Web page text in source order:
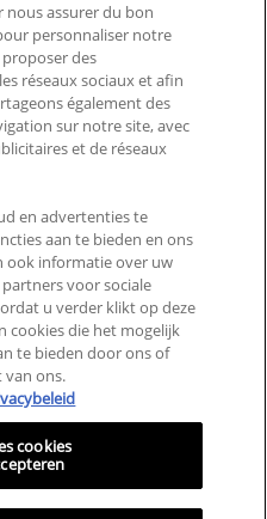
PAYS ET RÉGIONS
ACCESSIBILITÉ
POLITIQUE DE
CONFIDENTIALITÉ
GESTION DES COOKIES
nous assurer du bon
personnaliser notre
des
réseaux sociaux et afin
également des
sur notre site, avec
et de réseaux
en advertenties te
aan te bieden en ons
ook informatie over uw
voor sociale
u verder klikt op deze
cookies die het mogelijk
te bieden door ons of
ons.
cookies